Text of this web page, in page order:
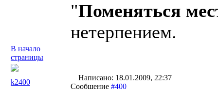
"Поменяться
нетерпением.
В начало
страницы
k2400
Написано: 18.01.2009, 22:37
Сообщение #400